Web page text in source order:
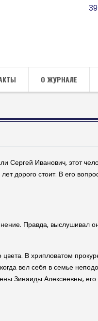
О ЖУРНАЛЕ
Иванович, этот
дорого стоит. В его
Правда, выслушивал
В хрипловатом
вел себя в семье
Зинаиды Алексеевны,